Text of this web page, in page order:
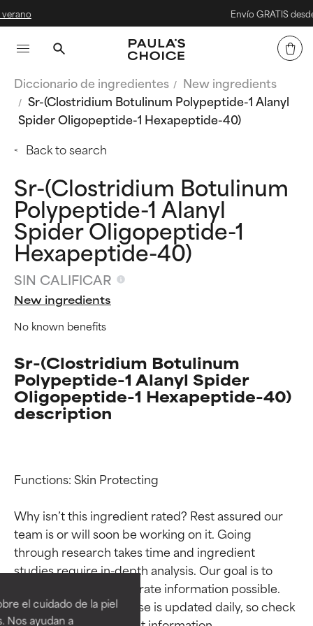
el cuidado de la piel
Nos ayudan a
Envío GRATIS desde 40 €
Diccionario de ingredientes
New ingredients
Sr-(Clostridium Botulinum Polypeptide-1 Alanyl
Spider Oligopeptide-1 Hexapeptide-40)
Back to search
Sr-(Clostridium Botulinum
Polypeptide-1 Alanyl
Spider Oligopeptide-1
Hexapeptide-40)
SIN CALIFICAR
New ingredients
No known benefits
Sr-(Clostridium Botulinum
Polypeptide-1 Alanyl Spider
Oligopeptide-1 Hexapeptide-40)
description
Functions: Skin Protecting
Why isn’t this ingredient rated? Rest assured our
team is or will soon be working on it. Going
through research takes time and ingredient
studies require in-depth analysis. Our goal is to
provide the most accurate information possible.
This ingredient database is updated daily, so check
Calificaciones de
ingredientes
EXCELENTE
Calificaciones de
ingredientes
EXCELENTE